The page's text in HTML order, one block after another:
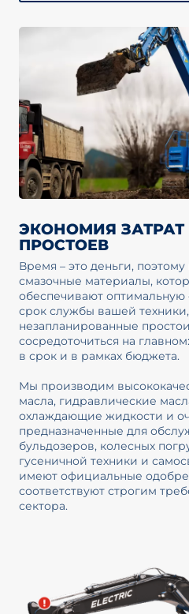
ЭКОНОМИЯ
ПРОСТОЕВ
Время – это деньги,
смазочные материалы,
обеспечивают оптимальную
срок службы вашей
незапланированные
сосредоточиться на
в срок и в рамках бюджета.
Мы производим
масла, гидравлические
охлаждающие жидкости и
предназначенные для
бульдозеров, колесных
гусеничной техники и
имеют официальные
соответствуют строгим
сектора.